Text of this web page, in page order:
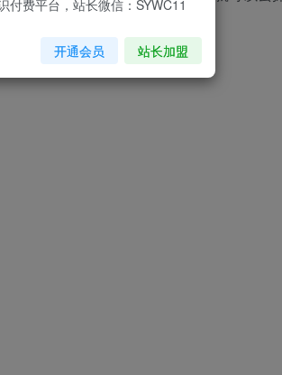
付费平台，站长微信：SYWC11
开通会员 站长加盟